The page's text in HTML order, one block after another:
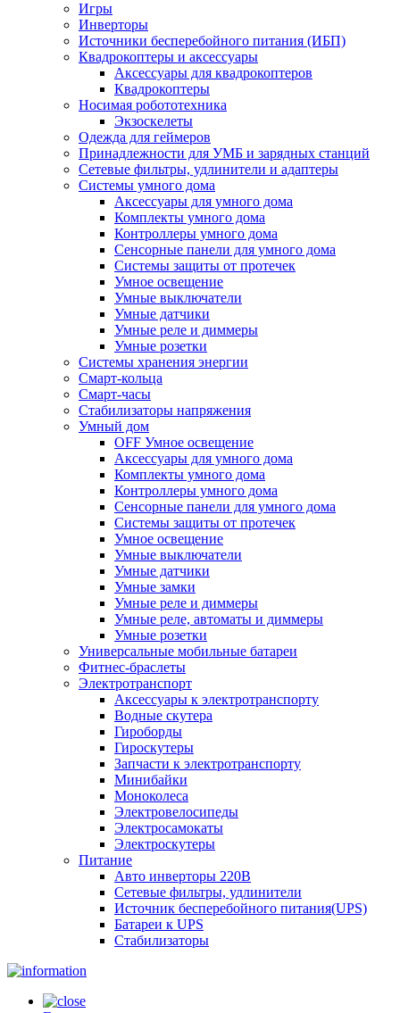
Игры
Инверторы
Источники бесперебойного питания (ИБП)
Квадрокоптеры и аксессуары
Аксессуары для квадрокоптеров
Квадрокоптеры
Носимая робототехника
Экзоскелеты
Одежда для геймеров
Принадлежности для УМБ и зарядных станций
Сетевые фильтры, удлинители и адаптеры
Системы умного дома
Аксессуары для умного дома
Комплекты умного дома
Контроллеры умного дома
Сенсорные панели для умного дома
Системы защиты от протечек
Умное освещение
Умные выключатели
Умные датчики
Умные реле и диммеры
Умные розетки
Системы хранения энергии
Смарт-кольца
Смарт-часы
Стабилизаторы напряжения
Умный дом
OFF Умное освещение
Аксессуары для умного дома
Комплекты умного дома
Контроллеры умного дома
Сенсорные панели для умного дома
Системы защиты от протечек
Умное освещение
Умные выключатели
Умные датчики
Умные замки
Умные реле и диммеры
Умные реле, автоматы и диммеры
Умные розетки
Универсальные мобильные батареи
Фитнес-браслеты
Электротранспорт
Аксессуары к электротранспорту
Водные скутера
Гироборды
Гироскутеры
Запчасти к электротранспорту
Минибайки
Моноколеса
Электровелосипеды
Электросамокаты
Электроскутеры
Питание
Авто инверторы 220В
Сетевые фильтры, удлинители
Источник бесперебойного питания(UPS)
Батареи к UPS
Стабилизаторы